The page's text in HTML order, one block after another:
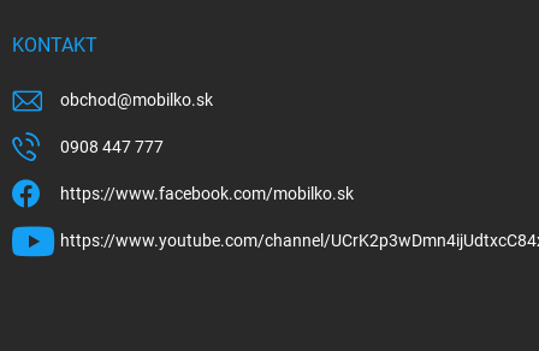
KONTAKT
obchod@mobilko.sk
0908 447 777
https://www.facebook.com/mobilko.sk
https://www.youtube.com/channel/